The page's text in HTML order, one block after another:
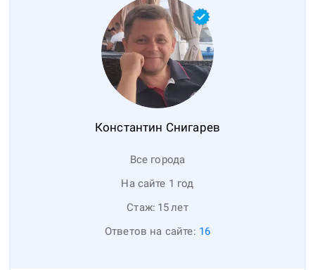
Константин Снигарев
Все города
На сайте 1 год
Стаж: 15лет
Ответов на сайте: 16